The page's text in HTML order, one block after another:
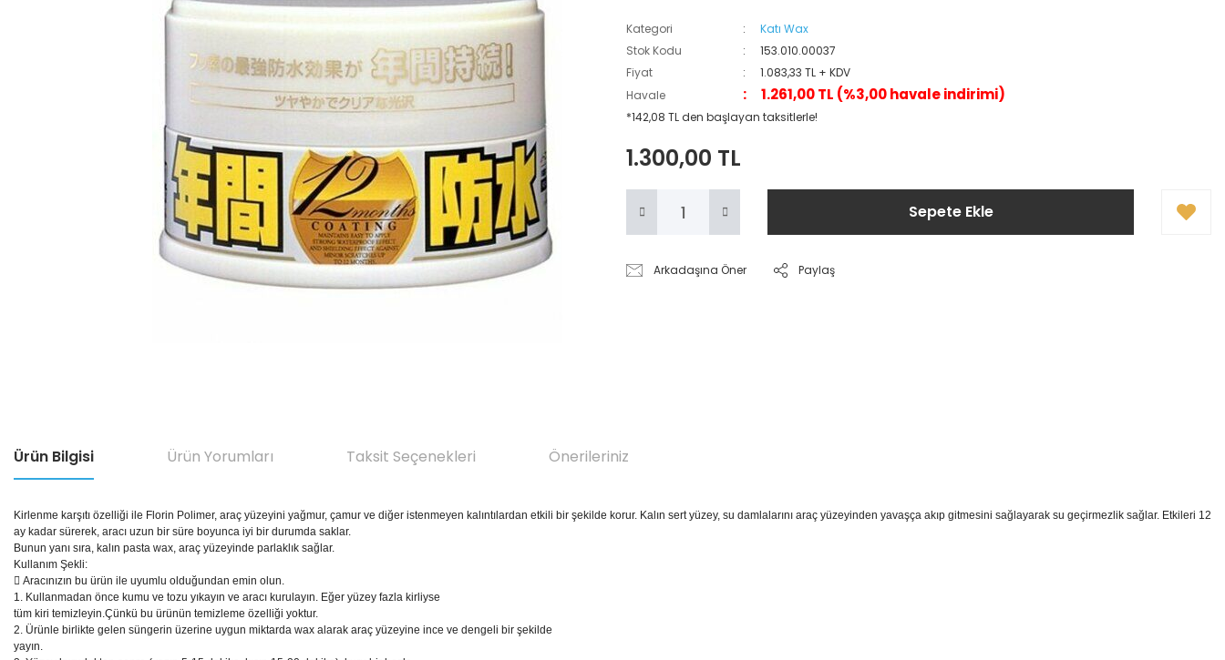
Kategori
Katı Wax
Stok Kodu
153.010.00037
Fiyat
1.083,33 TL + KDV
Havale
1.261,00 TL (%3,00 havale indirimi)
*142,08 TL den başlayan taksitlerle!
1.300,00 TL
Sepete Ekle
Arkadaşına Öner Paylaş
Ürün Bilgisi Ürün Yorumları Taksit Seçenekleri Önerileriniz
Kirlenme karşıtı özelliği ile Florin Polimer, araç yüzeyini yağmur, çamur ve diğer istenmeyen kalıntılardan etkili bir şekilde korur. Kalın sert yüzey, su damlalarını araç yüzeyinden yavaşça akıp gitmesini sağlayarak su geçirmezlik sağlar. Etkileri 12
ay kadar sürerek, aracı uzun bir süre boyunca iyi bir durumda saklar.
Bunun yanı sıra, kalın pasta wax, araç yüzeyinde parlaklık sağlar.
Kullanım Şekli:
 Aracınızın bu ürün ile uyumlu olduğundan emin olun.
1. Kullanmadan önce kumu ve tozu yıkayın ve aracı kurulayın. Eğer yüzey fazla kirliyse
tüm kiri temizleyin.Çünkü bu ürünün temizleme özelliği yoktur.
2. Ürünle birlikte gelen süngerin üzerine uygun miktarda wax alarak araç yüzeyine ince ve dengeli bir şekilde
yayın.